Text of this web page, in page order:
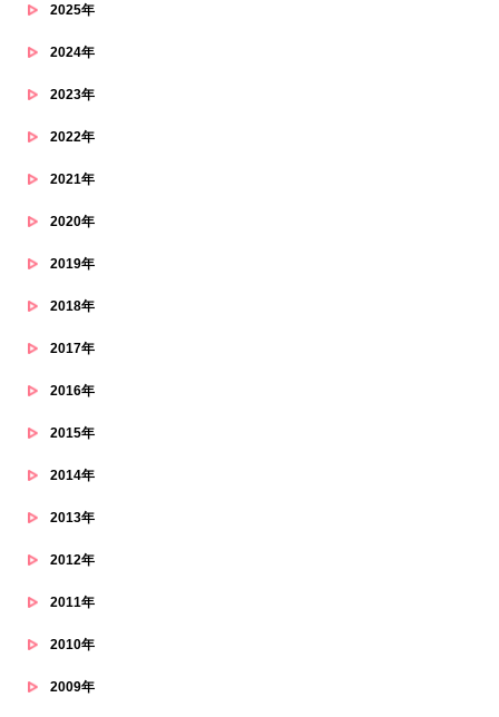
2025年
2024年
2023年
2022年
2021年
2020年
2019年
2018年
2017年
2016年
2015年
2014年
2013年
2012年
2011年
2010年
2009年